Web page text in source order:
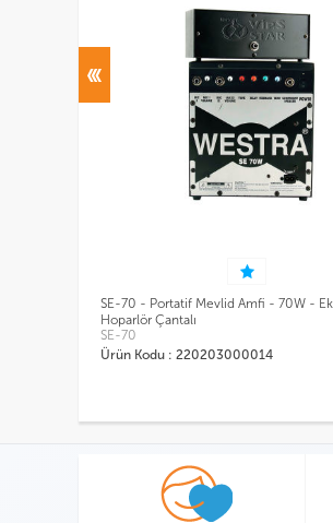
LX-15DSP 15" Aktif Kabin Hoparlör
LX-15DSP
Ürün Kodu : 222212000042
Lexence